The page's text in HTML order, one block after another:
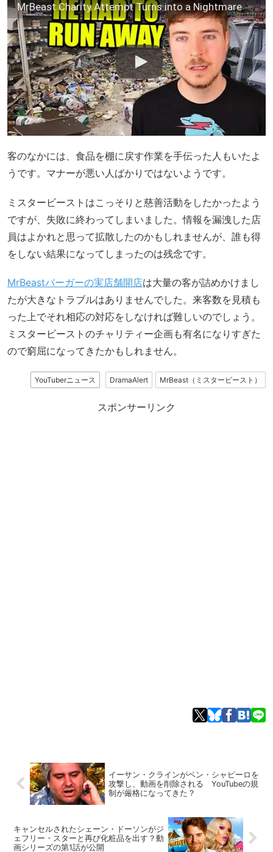
MrBeast Charity Attempt Turns into a Nightmare
客のなかには、食品を棚に戻す作業を手伝った人もいたよ
うです。マナーが悪い人ばかりではないようです。
ミスタービーストはこっそりと慈善活動をしたかったよう
ですが、失敗に終わってしまいました。情報を漏洩した店
員はよかれと思って拡散したのかもしれませんが、誰も得
をしない結果になってしまったのは残念です。
MrBeastバーガーの実店舗開店は大量の客が詰めかけまし
たが大きなトラブルはありませんでした。来客数を見積も
った上でそれ相応の対応をしなければ難しいのでしょう。
ミスタービーストのチャリティー企画も有名になりすぎた
ので窮屈になってきたかもしれません。
YouTuberニュース DramaAlert MrBeast（ミスタービースト）
スポンサーリンク
イーサン・クラインがベン・シャピーロを
攻撃し、動画を削除される YouTubeの規
制が厳格になってきた？
キャンセルされたシェーン・ドーソンがジ
ェフリー・スターと再び化粧品を出す？動
画シリーズの第1話が公開